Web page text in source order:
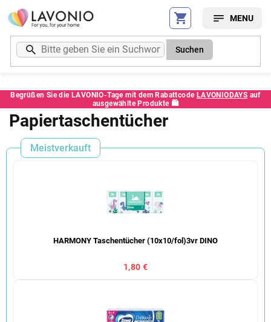
Zum
Inhalt
springen
Begrüßen Sie die LAVONIO-Tage mit dem Rabattcode LAVONIODAYS auf
ausgewählte Produkte 🛍️
Suchen
Papiertaschentücher
Meistverkauft
HARMONY Taschentücher (10x10/fol)3vr DINO
1,80 €